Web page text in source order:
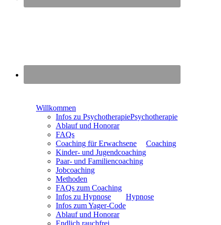
Willkommen
Psychotherapie
Infos zu Psychotherapie
Ablauf und Honorar
FAQs
Coaching
Coaching für Erwachsene
Kinder- und Jugendcoaching
Paar- und Familiencoaching
Jobcoaching
Methoden
FAQs zum Coaching
Hypnose
Infos zu Hypnose
Infos zum Yager-Code
Ablauf und Honorar